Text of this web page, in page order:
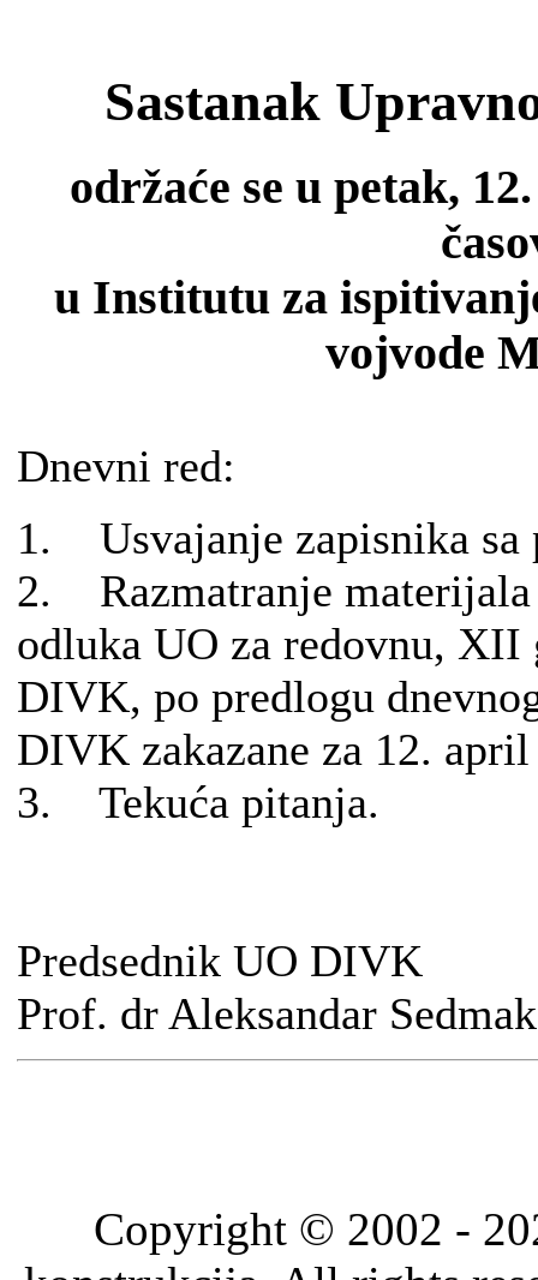
Sastanak
održaće se u petak,
u Institutu za
vojvode
Dnevni red:
1. Usvajanje zapisnika sa
2. Razmatranje materijala
odluka UO za redovnu, XII
DIVK, po predlogu
DIVK zakazane za 12.
3. Tekuća pitanja.
Predsednik UO DIVK
Prof. dr Aleksandar Sedmak
Copyright © 2002 -